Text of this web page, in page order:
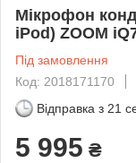
Мікрофон
iPod) ZOOM
Під замовлення
Код: 2018171170
Відправка з 21
5 995 ₴